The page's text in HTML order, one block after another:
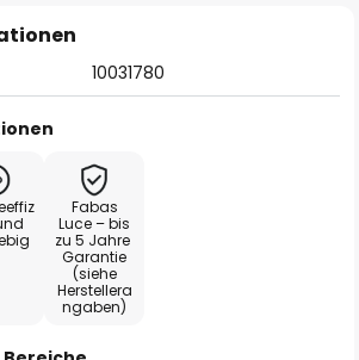
10031780
Fabas
Luce – bis
zu 5 Jahre
Garantie
(siehe
Herstellera
ngaben)